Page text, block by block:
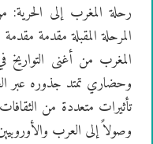
رحلة المغرب إلى الحرية:
المرحلة المقبلة مقدمة
المغرب من أغنى التواريخ
وحضاري تمتد جذوره عبر
تأثيرات متعددة من الثقافات
وصولاً إلى العرب